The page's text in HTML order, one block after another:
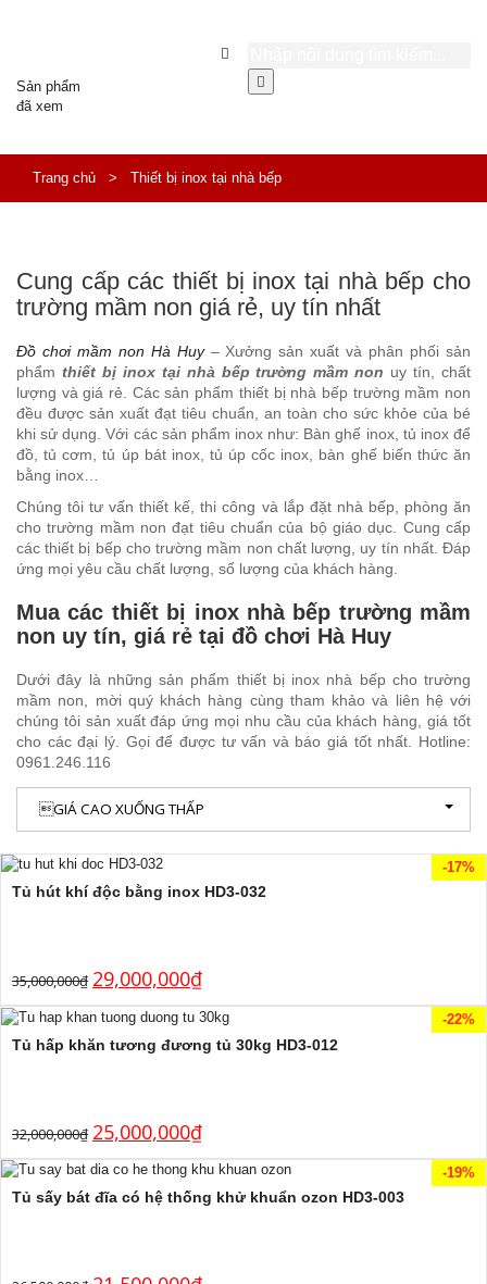
Sản phẩm
đã xem
Trang chủ > Thiết bị inox tại nhà bếp
Cung cấp các thiết bị inox tại nhà bếp cho
trường mầm non giá rẻ, uy tín nhất
Đồ chơi mầm non Hà Huy– Xưởng sản xuất và phân phối sản
phẩm thiết bị inox tại nhà bếp trường mầm non uy tín, chất
lượng và giá rẻ. Các sản phẩm thiết bị nhà bếp trường mầm non
đều được sản xuất đạt tiêu chuẩn, an toàn cho sức khỏe của bé
khi sử dụng. Với các sản phẩm inox như: Bàn ghế inox, tủ inox để
đồ, tủ cơm, tủ úp bát inox, tủ úp cốc inox, bàn ghế biến thức ăn
bằng inox…
Chúng tôi tư vấn thiết kế, thi công và lắp đặt nhà bếp, phòng ăn
cho trường mầm non đạt tiêu chuẩn của bộ giáo dục. Cung cấp
các thiết bị bếp cho trường mầm non chất lượng, uy tín nhất. Đáp
ứng mọi yêu cầu chất lượng, số lượng của khách hàng.
Mua các thiết bị inox nhà bếp trường mầm
non uy tín, giá rẻ tại đồ chơi Hà Huy
Dưới đây là những sản phẩm thiết bị inox nhà bếp cho trường
mầm non, mời quý khách hàng cùng tham khảo và liên hệ với
chúng tôi sản xuất đáp ứng mọi nhu cầu của khách hàng, giá tốt
cho các đại lý. Gọi để được tư vấn và báo giá tốt nhất. Hotline:
0961.246.116
GIÁ CAO XUỐNG THẤP
-17%
Tủ hút khí độc bằng inox HD3-032
35,000,000₫ 29,000,000₫
-22%
Tủ hấp khăn tương đương tủ 30kg HD3-012
32,000,000₫ 25,000,000₫
-19%
Tủ sấy bát đĩa có hệ thống khử khuẩn ozon HD3-003